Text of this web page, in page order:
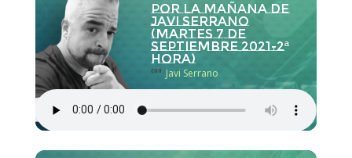
Por la Mañana de
Javi Serrano
(martes 7 de
septiembre 2021-2ª
hora)
con Javi Serrano